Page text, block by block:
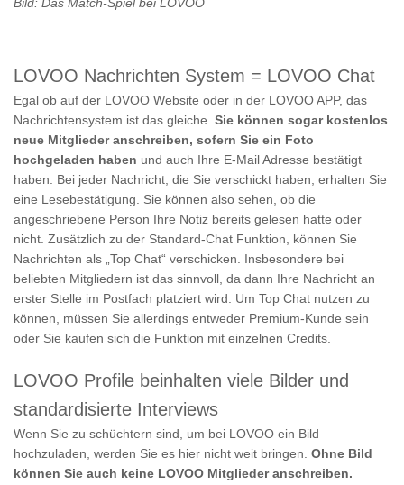
Bild: Das Match-Spiel bei LOVOO
LOVOO Nachrichten System = LOVOO Chat
Egal ob auf der LOVOO Website oder in der LOVOO APP, das
Nachrichtensystem ist das gleiche. Sie können sogar kostenlos
neue Mitglieder anschreiben, sofern Sie ein Foto
hochgeladen haben und auch Ihre E-Mail Adresse bestätigt
haben. Bei jeder Nachricht, die Sie verschickt haben, erhalten Sie
eine Lesebestätigung. Sie können also sehen, ob die
angeschriebene Person Ihre Notiz bereits gelesen hatte oder
nicht. Zusätzlich zu der Standard-Chat Funktion, können Sie
Nachrichten als „Top Chat“ verschicken. Insbesondere bei
beliebten Mitgliedern ist das sinnvoll, da dann Ihre Nachricht an
erster Stelle im Postfach platziert wird. Um Top Chat nutzen zu
können, müssen Sie allerdings entweder Premium-Kunde sein
oder Sie kaufen sich die Funktion mit einzelnen Credits.
LOVOO Profile beinhalten viele Bilder und
standardisierte Interviews
Wenn Sie zu schüchtern sind, um bei LOVOO ein Bild
hochzuladen, werden Sie es hier nicht weit bringen. Ohne Bild
können Sie auch keine LOVOO Mitglieder anschreiben.